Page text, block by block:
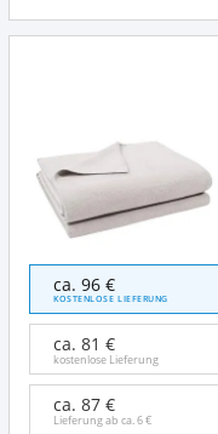
'zoeppritz
since
1828'
Soft-
Fleece-
Decke
Angebote:
ca. 96 €
KOSTENLOSE LIEFERUNG
ca. 81 €
kostenlose Lieferung
ca. 87 €
Lieferung ab ca.6 €